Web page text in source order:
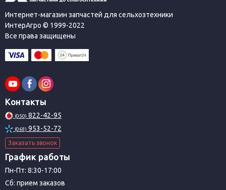
Интернет-магазин запчастей для сельхозтехники
ИнтерАгро © 1999-2022
Все права защищены
Контакты
(050) 822-42-95
(068) 953-52-72
Заказать звонок
График работы
Пн-Пт: 8:30-17:00
Сб: прием заказов